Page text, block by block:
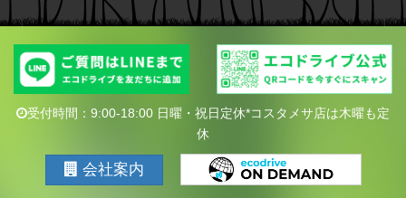
受付時間：9:00-18:00 日曜・祝日定休*コスタメサ店は木曜も定
休
会社案内